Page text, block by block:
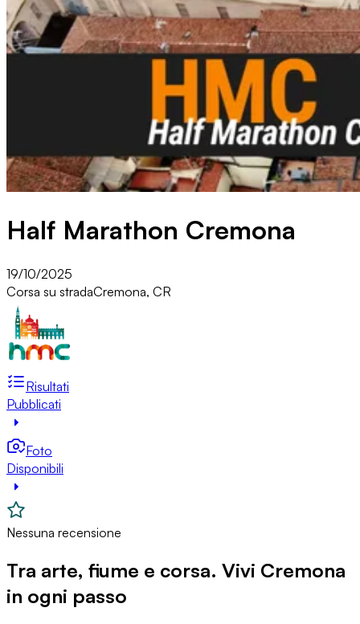
Half Marathon Cremona
19/10/2025
Corsa su stradaCremona, CR
Risultati
Pubblicati
Foto
Disponibili
Nessuna recensione
Tra arte, fiume e corsa. Vivi Cremona
in ogni passo